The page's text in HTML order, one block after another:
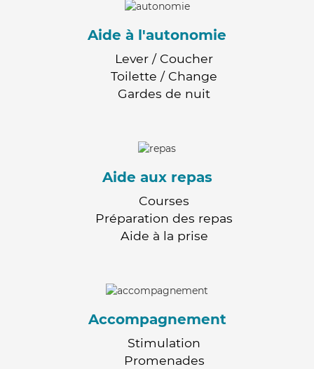
Aide à l'autonomie
Lever / Coucher
Toilette / Change
Gardes de nuit
Aide aux repas
Courses
Préparation des repas
Aide à la prise
Accompagnement
Stimulation
Promenades